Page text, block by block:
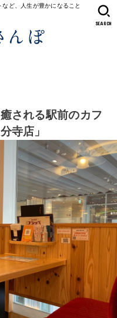
ど、人生が豊かになること
SEARCH
される駅前のカフ
寺店」